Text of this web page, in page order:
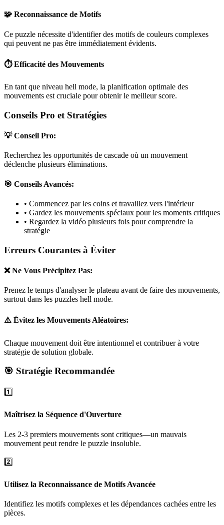
🧩 Reconnaissance de Motifs
Ce puzzle nécessite d'identifier des motifs de couleurs complexes
qui peuvent ne pas être immédiatement évidents.
⏱️ Efficacité des Mouvements
En tant que niveau hell mode, la planification optimale des
mouvements est cruciale pour obtenir le meilleur score.
Conseils Pro et Stratégies
💡 Conseil Pro:
Recherchez les opportunités de cascade où un mouvement
déclenche plusieurs éliminations.
🎯 Conseils Avancés:
• Commencez par les coins et travaillez vers l'intérieur
• Gardez les mouvements spéciaux pour les moments critiques
• Regardez la vidéo plusieurs fois pour comprendre la
stratégie
Erreurs Courantes à Éviter
❌ Ne Vous Précipitez Pas:
Prenez le temps d'analyser le plateau avant de faire des mouvements,
surtout dans les puzzles hell mode.
⚠️ Évitez les Mouvements Aléatoires:
Chaque mouvement doit être intentionnel et contribuer à votre
stratégie de solution globale.
🎯 Stratégie Recommandée
1️⃣
Maîtrisez la Séquence d'Ouverture
Les 2-3 premiers mouvements sont critiques—un mauvais
mouvement peut rendre le puzzle insoluble.
2️⃣
Utilisez la Reconnaissance de Motifs Avancée
Identifiez les motifs complexes et les dépendances cachées entre les
pièces.